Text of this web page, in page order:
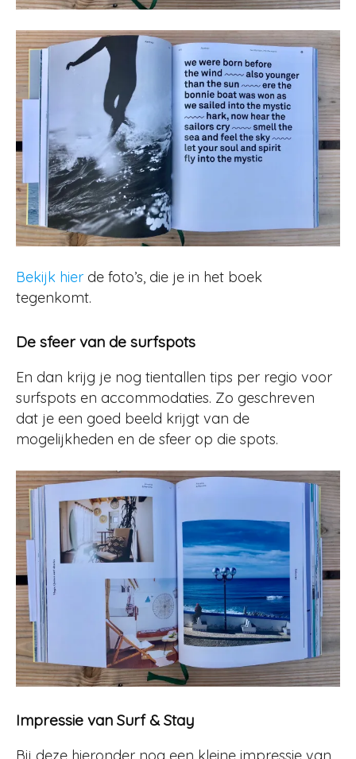
Bekijk hier de foto’s, die je in het boek
tegenkomt.
De sfeer van de surfspots
En dan krijg je nog tientallen tips per regio voor
surfspots en accommodaties. Zo geschreven
dat je een goed beeld krijgt van de
mogelijkheden en de sfeer op die spots.
Impressie van Surf & Stay
Bij deze hieronder nog een kleine impressie van